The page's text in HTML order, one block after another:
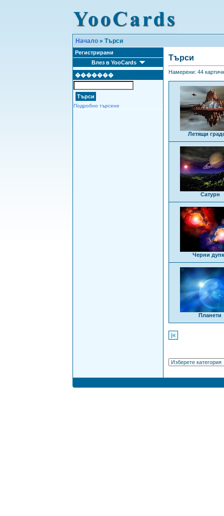
Начало » Търси
Регистрирани
Влез в YooCards
�������
Подробно търсене
Търси
Намерени: 44
Летящи
Сатурн
Черни
Планети
|«